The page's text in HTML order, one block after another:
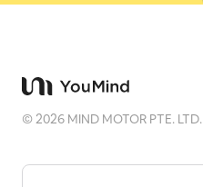
©2026 MIND MOTOR PTE. LTD.